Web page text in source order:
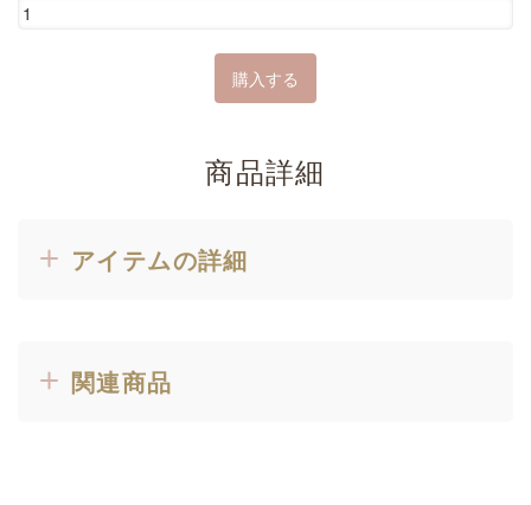
商品詳細
アイテムの詳細
関連商品